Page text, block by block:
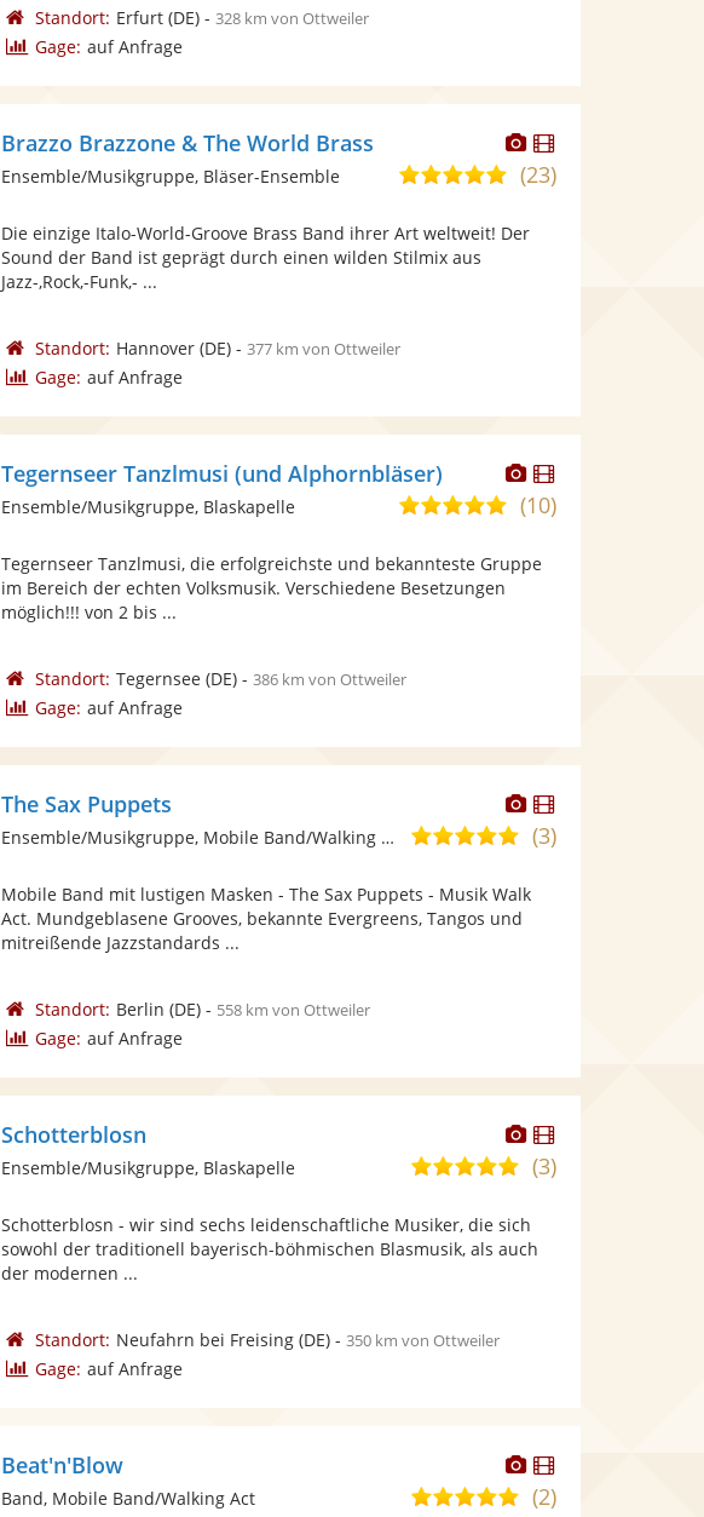
Standort: Erfurt(DE)- 328 km von Ottweiler
Gage: auf Anfrage
Dieser
Künstler
stellt
Dieser
Künstler
Brazzo Brazzone & The World Brass
5,0
5
(23)
Ensemble/Musikgruppe, Bläser-Ensemble
Die einzige Italo-World-Groove Brass Band ihrer Art weltweit! Der
Sound der Band ist geprägt durch einen wilden Stilmix aus
Jazz-,Rock,-Funk,- ...
Standort: Hannover(DE)- 377 km von Ottweiler
Gage: auf Anfrage
Dieser
Künstler
stellt
bereit.
Dieser
Künstler
Tegernseer Tanzlmusi (und Alphornbläser)
5,0
5
(10)
Ensemble/Musikgruppe, Blaskapelle
Tegernseer Tanzlmusi, die erfolgreichste und bekannteste Gruppe
im Bereich der echten Volksmusik. Verschiedene Besetzungen
möglich!!! von 2 bis ...
Standort: Tegernsee(DE)- 386 km von Ottweiler
Gage: auf Anfrage
Dieser
Künstler
stellt
bereit.
Dieser
Künstler
The Sax Puppets
5,0
5
Sternen
(3)
Ensemble/Musikgruppe, Mobile Band/Walking Act
Mobile Band mit lustigen Masken - The Sax Puppets - Musik Walk
Act. Mundgeblasene Grooves, bekannte Evergreens, Tangos und
mitreißende Jazzstandards ...
Standort: Berlin (DE)- 558 km von Ottweiler
Gage: auf Anfrage
Dieser
Künstler
stellt
bereit.
Dieser
Künstler
Schotterblosn
5,0
5
Sternen
(3)
Ensemble/Musikgruppe, Blaskapelle
Schotterblosn - wir sind sechs leidenschaftliche Musiker, die sich
sowohl der traditionell bayerisch-böhmischen Blasmusik, als auch
der modernen ...
Standort: Neufahrn bei Freising(DE)- 350 km von Ottweiler
Gage: auf Anfrage
Dieser
Künstler
Dieser
Künstler
Beat'n'Blow
5,0(2)
Band, Mobile Band/Walking Act